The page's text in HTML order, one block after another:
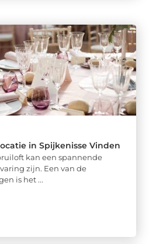
in Spijkenisse Vinden
kan een spannende
zijn. Een van de
is het ...